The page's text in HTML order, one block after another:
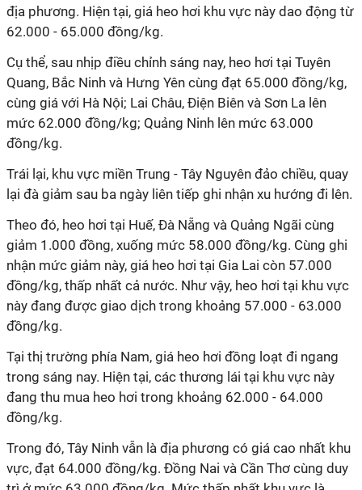
địa phương. Hiện tại, giá heo hơi khu vực này dao động từ
62.000 - 65.000 đồng/kg.
Cụ thể, sau nhịp điều chỉnh sáng nay, heo hơi tại Tuyên
Quang, Bắc Ninh và Hưng Yên cùng đạt 65.000 đồng/kg,
cùng giá với Hà Nội; Lai Châu, Điện Biên và Sơn La lên
mức 62.000 đồng/kg; Quảng Ninh lên mức 63.000
đồng/kg.
Trái lại, khu vực miền Trung - Tây Nguyên đảo chiều, quay
lại đà giảm sau ba ngày liên tiếp ghi nhận xu hướng đi lên.
Theo đó, heo hơi tại Huế, Đà Nẵng và Quảng Ngãi cùng
giảm 1.000 đồng, xuống mức 58.000 đồng/kg. Cùng ghi
nhận mức giảm này, giá heo hơi tại Gia Lai còn 57.000
đồng/kg, thấp nhất cả nước. Như vậy, heo hơi tại khu vực
này đang được giao dịch trong khoảng 57.000 - 63.000
đồng/kg.
Tại thị trường phía Nam, giá heo hơi đồng loạt đi ngang
trong sáng nay. Hiện tại, các thương lái tại khu vực này
đang thu mua heo hơi trong khoảng 62.000 - 64.000
đồng/kg.
Trong đó, Tây Ninh vẫn là địa phương có giá cao nhất khu
vực, đạt 64.000 đồng/kg. Đồng Nai và Cần Thơ cùng duy